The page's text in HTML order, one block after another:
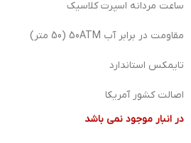
ساعت مردانه اسپرت کلاسیک
مقاومت در برابر آب 50ATM (50 متر)
تایمکس استاندارد
اصالت کشور آمریکا
در انبار موجود نمی باشد